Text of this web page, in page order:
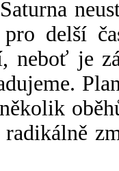
delší
neboť je